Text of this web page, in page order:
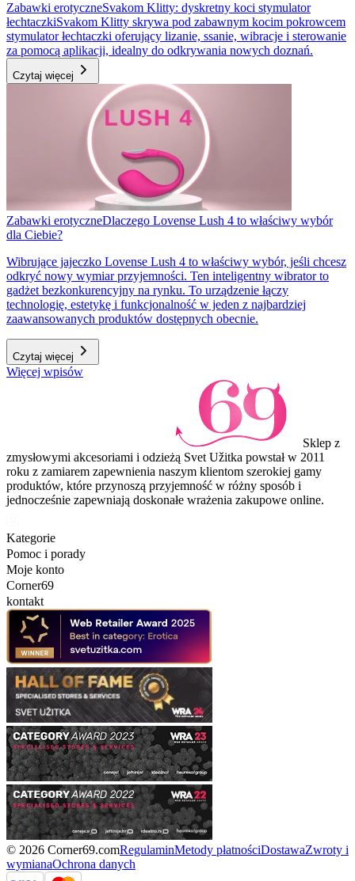
Zabawki erotyczneSvakom Klitty: dyskretny koci stymulator
łechtaczkiSvakom Klitty skrywa pod zabawnym kocim pokrowcem
stymulator łechtaczki oferujący lizanie, ssanie, wibracje i sterowanie
za pomocą aplikacji, idealny do odkrywania nowych doznań.
Czytaj więcej
Zabawki erotyczneDlaczego Lovense Lush 4 to właściwy wybór
dla Ciebie?
Wibrujące jajeczko Lovense Lush 4 to właściwy wybór, jeśli chcesz
odkryć nowy wymiar przyjemności. Ten inteligentny wibrator to
gadżet bezkonkurencyjny na rynku. To urządzenie łączy
technologię, estetykę i funkcjonalność w jeden z najbardziej
zaawansowanych produktów dostępnych obecnie.
Czytaj więcej
Więcej wpisów
Sklep z
zmysłowymi akcesoriami i odzieżą Svet Užitka powstał w 2011
roku z zamiarem zapewnienia naszym klientom szerokiej gamy
produktów, które przynoszą przyjemność w różny sposób i
jednocześnie zapewniają doskonałe wrażenia zakupowe online.
Kategorie
Pomoc i porady
Moje konto
Corner69
kontakt
© 2026 Corner69.comRegulaminMetody płatnościDostawaZwroty i
wymianaOchrona danych